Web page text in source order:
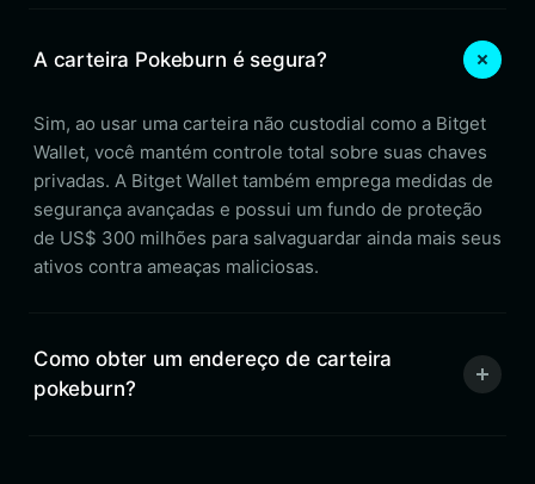
A carteira Pokeburn é segura?
Sim, ao usar uma carteira não custodial como a Bitget
Wallet, você mantém controle total sobre suas chaves
privadas. A Bitget Wallet também emprega medidas de
segurança avançadas e possui um fundo de proteção
de US$ 300 milhões para salvaguardar ainda mais seus
ativos contra ameaças maliciosas.
Como obter um endereço de carteira
pokeburn?